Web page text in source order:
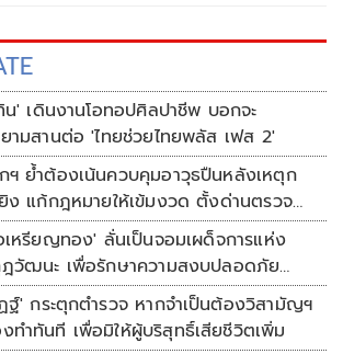
' เดินงานโอทอปศิลปาชีพ บอกจะ
ามสานต่อ 'ไทยช่วยไทยพลัส เฟส 2'
ฯ ย้ำต้องเน้นควบคุมอาวุธปืนหลังเหตุก
ง แก้กฎหมายให้เข้มงวด ตั้งด่านตรวจ
หรียญทอง' ลั่นเป็นจอมเผด็จการแห่ง
วัฒนะ เพื่อรักษาความสงบปลอดภัย
นรพ.
' กระตุกตำรวจ หากจำเป็นต้องวิสามัญฯ
ทำทันที เพื่อมิให้ผู้บริสุทธิ์เสียชีวิตเพิ่ม